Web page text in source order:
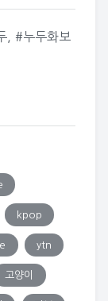
, #누두화보
kpop
ytn
고양이